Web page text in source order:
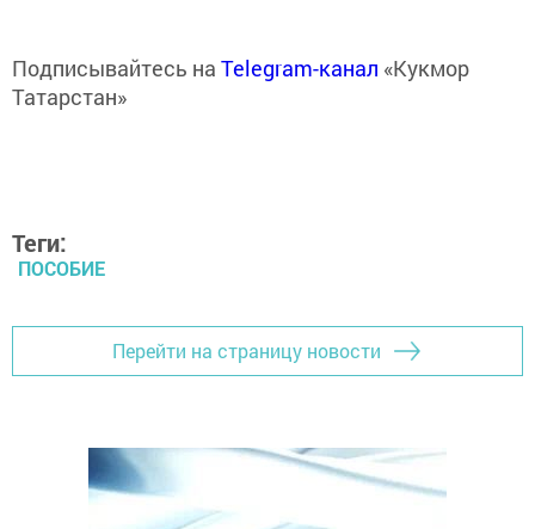
Подписывайтесь на Telegram-канал «Кукмор
Татарстан»
Теги:
ПОСОБИЕ
Перейти на страницу новости